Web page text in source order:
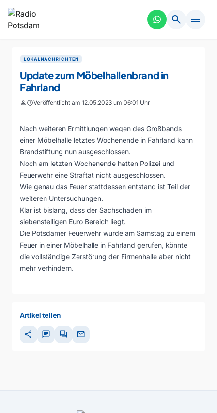
search menu
LOKALNACHRICHTEN
Update zum Möbelhallenbrand in
Fahrland
personscheduleVeröffentlicht am 12.05.2023 um 06:01 Uhr
Nach weiteren Ermittlungen wegen des Großbands
einer Möbelhalle letztes Wochenende in Fahrland kann
Brandstiftung nun ausgeschlossen.
Noch am letzten Wochenende hatten Polizei und
Feuerwehr eine Straftat nicht ausgeschlossen.
Wie genau das Feuer stattdessen entstand ist Teil der
weiteren Untersuchungen.
Klar ist bislang, dass der Sachschaden im
siebenstelligen Euro Bereich liegt.
Die Potsdamer Feuerwehr wurde am Samstag zu einem
Feuer in einer Möbelhalle in Fahrland gerufen, könnte
die vollständige Zerstörung der Firmenhalle aber nicht
mehr verhindern.
Artikel teilen
share chat forum mail